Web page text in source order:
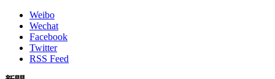
Weibo
Wechat
Facebook
Twitter
RSS Feed